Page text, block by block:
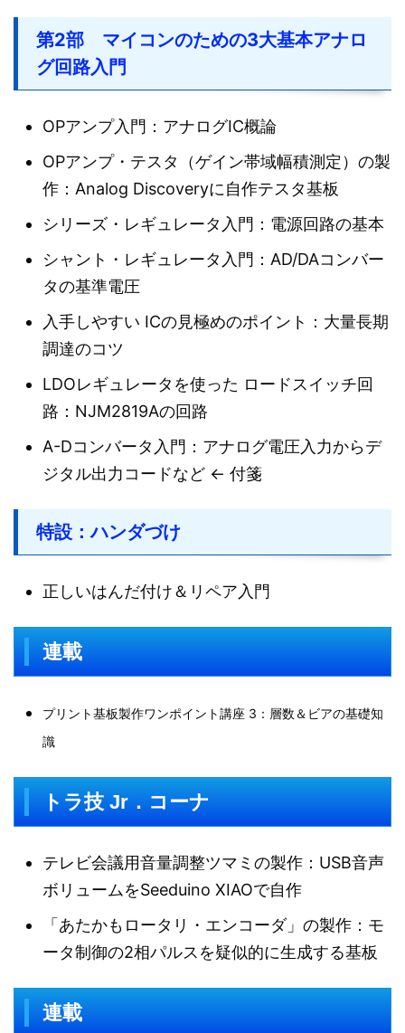
第2部 マイコンのための3大基本アナロ
グ回路入門
OPアンプ入門：アナログIC概論
OPアンプ・テスタ（ゲイン帯域幅積測定）の製
作：Analog Discoveryに自作テスタ基板
シリーズ・レギュレータ入門：電源回路の基本
シャント・レギュレータ入門：AD/DAコンバー
タの基準電圧
入手しやすい ICの見極めのポイント：大量長期
調達のコツ
LDOレギュレータを使った ロードスイッチ回
路：NJM2819Aの回路
A-Dコンバータ入門：アナログ電圧入力からデ
ジタル出力コードなど ← 付箋
特設：ハンダづけ
正しいはんだ付け＆リペア入門
連載
プリント基板製作ワンポイント講座 3： 層数＆ビアの基礎知
識
トラ技 Jr．コーナ
テレビ会議用音量調整ツマミの製作：USB音声
ボリュームをSeeduino XIAOで自作
「あたかもロータリ・エンコーダ」の製作：モ
ータ制御の2相パルスを疑似的に生成する基板
連載